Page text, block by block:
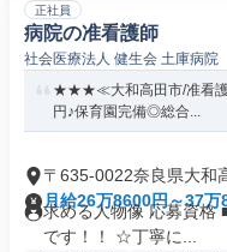
正社員
病院の准看護師
社会医療法人 健生会 土庫病院
★★★≪大和高田市/准看護
円♪保育園完備◎総合...
〒635-0022奈良県大和
月給26万8600円～37万
求める人物像 応募資格
です！！ ☆丁寧に...